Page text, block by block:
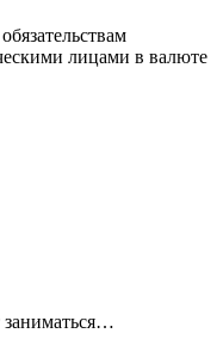
лицами в валюте